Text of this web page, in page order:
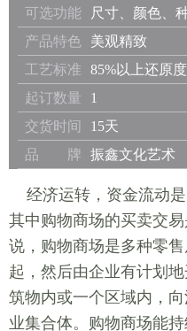
可选功能
尺寸、颜色、
产品特色
美观精致
工艺标准
85%以上还原度
起订数量
1
交货时间
15天
品 牌
振鑫文化艺术
经济运转，资金流动是
其中购物商场的买卖交
说，购物商场是多种零
起，然后由企业有计划
筑物内或一个区域内，
业集合体。购物商场能